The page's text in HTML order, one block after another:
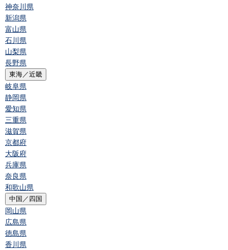
神奈川県
新潟県
富山県
石川県
山梨県
長野県
東海／近畿
岐阜県
静岡県
愛知県
三重県
滋賀県
京都府
大阪府
兵庫県
奈良県
和歌山県
中国／四国
岡山県
広島県
徳島県
香川県